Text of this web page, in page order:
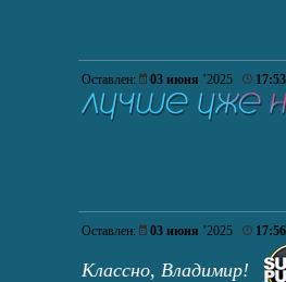
Оставлен: 03 июня ’2025 17:53
Оставлен: 03 июня ’2025 17:56
Классно, Владимир!